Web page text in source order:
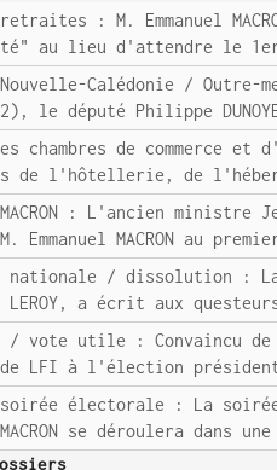
/ retraites : M. Emmanuel
au lieu d'attendre le
/ Nouvelle-Calédonie /
le député Philippe
chambres de commerce
de l'hôtellerie, de
MACRON : L'ancien
Emmanuel MACRON au
nationale / dissolution :
LEROY, a écrit aux
/ vote utile :
LFI à l'élection
/ soirée électorale : La
MACRON se déroulera